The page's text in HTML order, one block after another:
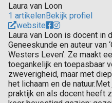
Laura van Loon
1 artikelenBekijk profiel
website
Laura van Loon is docent in
Geneeskunde en auteur van
Westers Leven’. Ze maakt
toegankelijk en toepasbaar
zweverigheid, maar met
het lichaam en de
praktijk en als docent heeft